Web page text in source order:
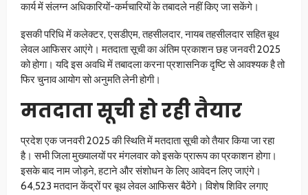
कार्य में संलग्न अधिकारियों-कर्मचारियों के तबादले नहीं किए जा सकेंगे।
इसकी परिधि में कलेक्टर, एसडीएम, तहसीलदार, नायब तहसीलदार सहित बूथ
लेवल आफिसर आएंगे। मतदाता सूची का अंतिम प्रकाशन छह जनवरी 2025
को होगा। यदि इस अवधि में तबादला करना प्रशासनिक दृष्टि से आवश्यक है तो
फिर चुनाव आयोग सो अनुमति लेनी होगी।
मतदाता सूची हो रही तैयार
प्रदेश एक जनवरी 2025 की स्थिति में मतदाता सूची को तैयार किया जा रहा
है। सभी जिला मुख्यालयों पर मंगलवार को इसके प्रारूप का प्रकाशन होगा।
इसके बाद नाम जोड़ने, हटाने और संशोधन के लिए आवेदन लिए जाएंगे।
64,523 मतदान केंद्रों पर बूथ लेवल आफिसर बैठेंगे। विशेष शिविर लगाए